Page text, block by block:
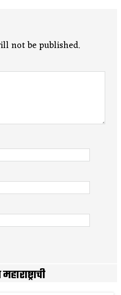
not be published.